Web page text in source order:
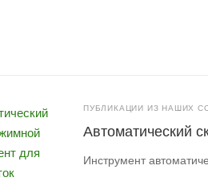
ПУБЛИКАЦИИ ИЗ НАШИХ
Автоматический
Инструмент